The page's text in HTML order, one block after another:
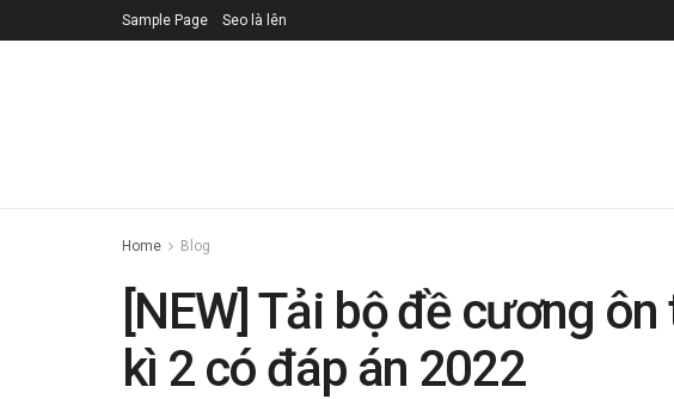
Sample Page Seo là lên
Home Blog
[NEW] Tải bộ đề cương
kì 2 có đáp án 2022